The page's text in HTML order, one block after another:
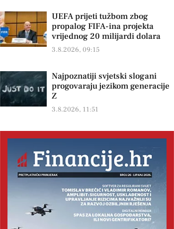
UEFA prijeti tužbom zbog
propalog FIFA-ina projekta
vrijednog 20 milijardi dolara
3.8.2026, 09:15
Najpoznatiji svjetski slogani
progovaraju jezikom generacije
Z
3.8.2026, 11:51